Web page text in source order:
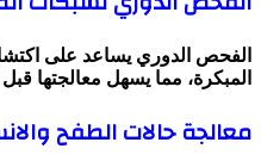
الفحص الدوري يساعد على
المبكرة، مما يسهل معالجتها
معالجة حالات الطفح